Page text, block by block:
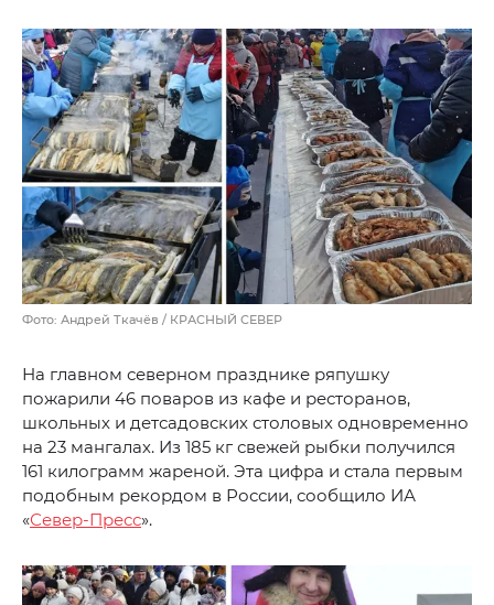
Фото: Андрей Ткачёв / КРАСНЫЙ СЕВЕР
На главном северном празднике ряпушку
пожарили 46 поваров из кафе и ресторанов,
школьных и детсадовских столовых одновременно
на 23 мангалах. Из 185 кг свежей рыбки получился
161 килограмм жареной. Эта цифра и стала первым
подобным рекордом в России, сообщило ИА
«Север-Пресс».